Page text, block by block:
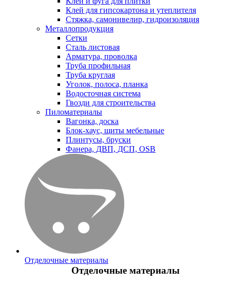
Клей для гипсокартона и утеплителя
Стяжка, самонивелир, гидроизоляция
Металлопродукция
Сетки
Сталь листовая
Арматура, проволка
Труба профильная
Труба круглая
Уголок, полоса, планка
Водосточная система
Гвозди для строительства
Пиломатериалы
Вагонка, доска
Блок-хаус, щиты мебельные
Плинтусы, бруски
Фанера, ДВП, ДСП, OSB
Отделочные материалы
Отделочные материалы